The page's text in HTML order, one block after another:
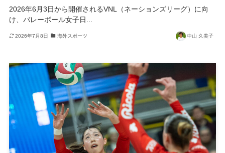
2026年6月3日から開催されるVNL（ネーションズリーグ）に向
け、バレーボール女子日...
2026年7月8日 海外スポーツ 中山 久美子